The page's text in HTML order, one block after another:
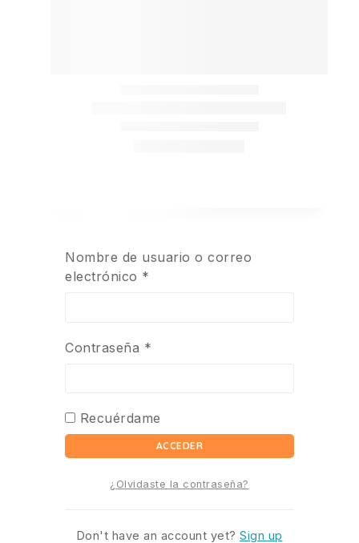
Nombre de usuario o correo
electrónico *
Contraseña *
Recuérdame
ACCEDER
¿Olvidaste la contraseña?
Don't have an account yet? Sign up